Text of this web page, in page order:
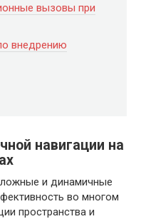
вызовы при
внедрению
навигации на
и динамичные
во многом
пространства и